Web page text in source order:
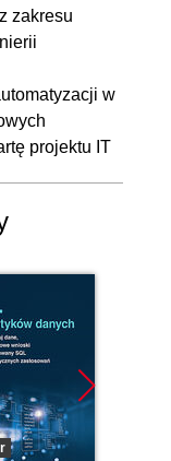
zakresu
w
projektu IT